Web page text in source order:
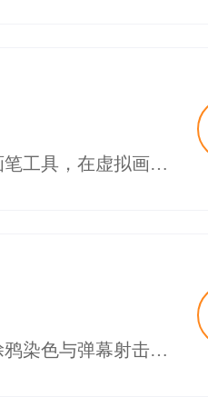
乱涂彩世界是一款充满创意与自由的休闲涂鸦手游，玩家可使用丰富的色彩和画笔工具，在虚拟画布上创作独特艺术作品。游戏提供海量涂鸦模板，支持多人在线互动和社区分享，适合各类绘画爱好者。清新治愈的画风搭配轻松音乐，带来放松体验。内置智能填色系统和云端存档功能，操作简单易上手。定期更新活动和限定道具提升游戏趣味性，是值得下载的视觉盛宴。
《乱涂彩世界》是一款由脑浆炸裂工作室开发的双端益智休闲游戏，玩家通过涂鸦染色与弹幕射击对抗外星人，恢复地球色彩。游戏融合竖屏弹幕射击与全球地标涂鸦交互，支持单手操作和快速对局。特色包括解压玩法、共享养成系统、无厘头剧情和创意交互。玩家可操控神明娘角色，使用红黄蓝元素触发连携技能，体验多样玩法模式，如肉鸽自走棋塔防和PVP对抗。游戏视觉风格鲜明，剧情幽默，适合各类玩家体验。